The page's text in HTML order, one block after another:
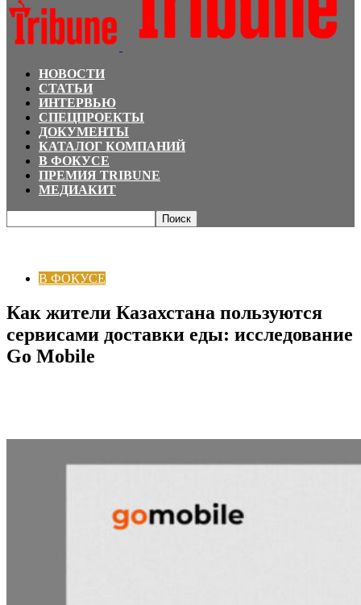
НОВОСТИ
СТАТЬИ
ИНТЕРВЬЮ
СПЕЦПРОЕКТЫ
ДОКУМЕНТЫ
КАТАЛОГ КОМПАНИЙ
В ФОКУСЕ
ПРЕМИЯ TRIBUNE
МЕДИАКИТ
В ФОКУСЕ
Как жители Казахстана пользуются
сервисами доставки еды: исследование
Go Mobile